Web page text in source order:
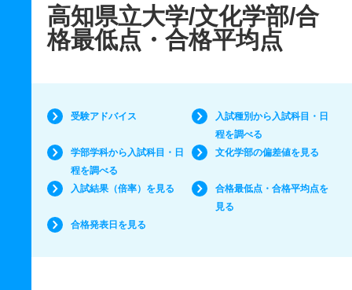
高知県立大学/文化学部/合
格最低点・合格平均点
受験アドバイス
入試種別から入試科目・日
程を調べる
学部学科から入試科目・日
程を調べる
文化学部の偏差値を見る
入試結果（倍率）を見る
合格最低点・合格平均点を
見る
合格発表日を見る